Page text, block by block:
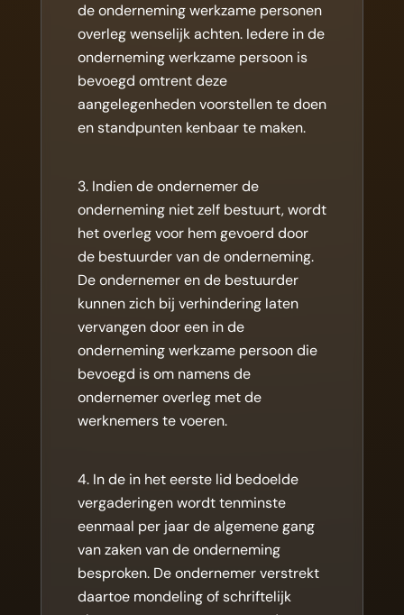
de onderneming werkzame personen
overleg wenselijk achten. Iedere in de
onderneming werkzame persoon is
bevoegd omtrent deze
aangelegenheden voorstellen te doen
en standpunten kenbaar te maken.
Indien de ondernemer de
onderneming niet zelf bestuurt, wordt
het overleg voor hem gevoerd door
de bestuurder van de onderneming.
De ondernemer en de bestuurder
kunnen zich bij verhindering laten
vervangen door een in de
onderneming werkzame persoon die
bevoegd is om namens de
ondernemer overleg met de
werknemers te voeren.
In de in het eerste lid bedoelde
vergaderingen wordt tenminste
eenmaal per jaar de algemene gang
van zaken van de onderneming
besproken. De ondernemer verstrekt
daartoe mondeling of schriftelijk